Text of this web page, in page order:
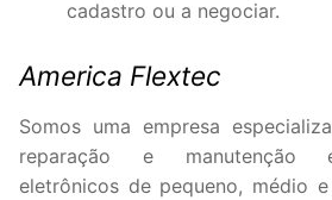
cadastro ou a negociar.
America Flextec
Somos uma empresa
reparação e manutenção
eletrônicos de pequeno, médio